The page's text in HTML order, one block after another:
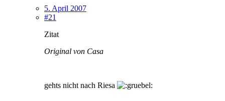
5. April 2007
#21
Zitat
Original von Casa
gehts nicht nach Riesa